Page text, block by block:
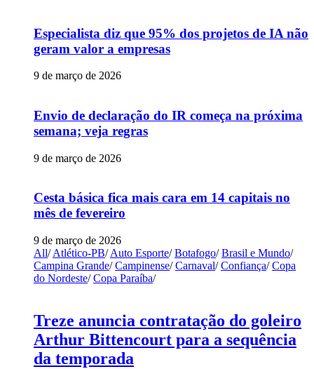
Especialista diz que 95% dos projetos de IA não
geram valor a empresas
9 de março de 2026
Envio de declaração do IR começa na próxima
semana; veja regras
9 de março de 2026
Cesta básica fica mais cara em 14 capitais no
mês de fevereiro
9 de março de 2026
All/ Atlético-PB/ Auto Esporte/ Botafogo/ Brasil e Mundo/
Campina Grande/ Campinense/ Carnaval/ Confiança/ Copa
do Nordeste/ Copa Paraíba/
Treze anuncia contratação do goleiro
Arthur Bittencourt para a sequência
da temporada